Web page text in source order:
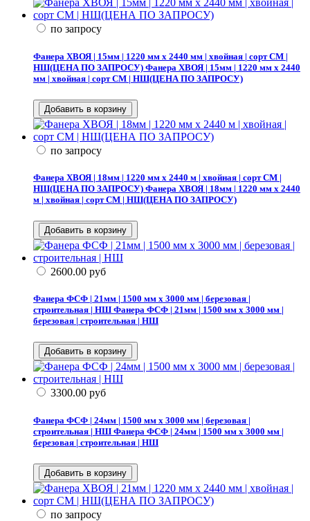
по запросу
Фанера ХВОЯ | 15мм | 1220 мм х 2440 мм | хвойная | сорт СМ |
НШ(ЦЕНА ПО ЗАПРОСУ) Фанера ХВОЯ | 15мм | 1220 мм х 2440
мм | хвойная | сорт СМ | НШ(ЦЕНА ПО ЗАПРОСУ)
по запросу
Фанера ХВОЯ | 18мм | 1220 мм х 2440 м | хвойная | сорт СМ |
НШ(ЦЕНА ПО ЗАПРОСУ) Фанера ХВОЯ | 18мм | 1220 мм х 2440
м | хвойная | сорт СМ | НШ(ЦЕНА ПО ЗАПРОСУ)
2600.00 руб
Фанера ФСФ | 21мм | 1500 мм х 3000 мм | березовая |
строительная | НШ Фанера ФСФ | 21мм | 1500 мм х 3000 мм |
березовая | строительная | НШ
3300.00 руб
Фанера ФСФ | 24мм | 1500 мм х 3000 мм | березовая |
строительная | НШ Фанера ФСФ | 24мм | 1500 мм х 3000 мм |
березовая | строительная | НШ
по запросу